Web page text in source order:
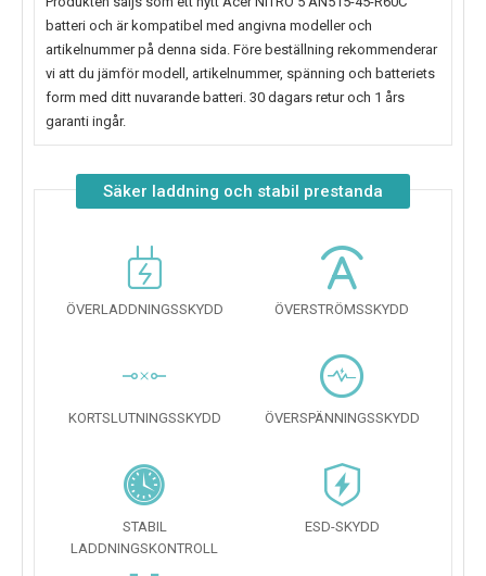
batteri och är kompatibel med angivna modeller och
artikelnummer på denna sida. Före beställning rekommenderar
vi att du jämför modell, artikelnummer, spänning och batteriets
form med ditt nuvarande batteri. 30 dagars retur och 1 års
garanti ingår.
Säker laddning och stabil prestanda
ÖVERLADDNINGSSKYDD ÖVERSTRÖMSSKYDD
KORTSLUTNINGSSKYDD ÖVERSPÄNNINGSSKYDD
STABIL
LADDNINGSKONTROLL
ESD-SKYDD